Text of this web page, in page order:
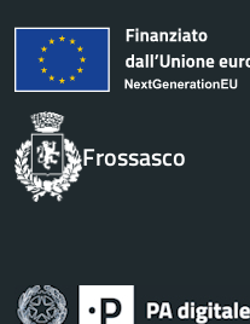
Frossasco